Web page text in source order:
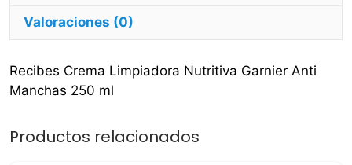
Valoraciones (0)
Recibes Crema Limpiadora Nutritiva Garnier Anti
Manchas 250 ml
Productos relacionados